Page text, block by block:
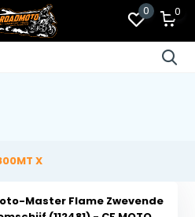
0 0
X
Master Flame Zwevende